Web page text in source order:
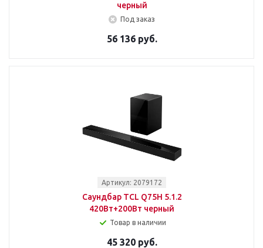
черный
Под заказ
56 136 руб.
Артикул: 2079172
Саундбар TCL Q75H 5.1.2
420Вт+200Вт черный
Товар в наличии
45 320 руб.